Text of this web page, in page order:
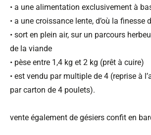
• a une alimentation exclusivement à
• a une croissance lente, d’où la finesse
• sort en plein air, sur un parcours
de la viande
• pèse entre 1,4 kg et 2 kg (prêt à cuire)
• est vendu par multiple de 4 (reprise à
par carton de 4 poulets).
vente également de gésiers confit en